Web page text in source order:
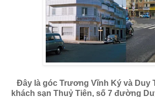
Đây là góc Trương Vĩnh Ký và Duy
khách sạn Thuỷ Tiên, số 7 đường